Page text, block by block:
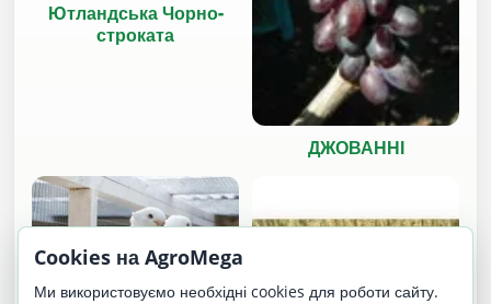
Ютландська Чорно-
строката
ДЖОВАННІ
Cookies на AgroMega
Ми використовуємо необхідні cookies для роботи сайту.